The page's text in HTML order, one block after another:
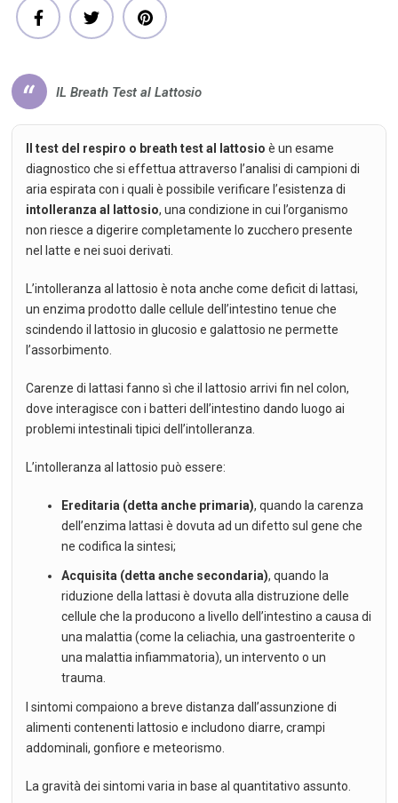
IL Breath Test al Lattosio
Il test del respiro o breath test al lattosio è un esame
diagnostico che si effettua attraverso l’analisi di campioni di
aria espirata con i quali è possibile verificare l’esistenza di
intolleranza al lattosio, una condizione in cui l’organismo
non riesce a digerire completamente lo zucchero presente
nel latte e nei suoi derivati.
L’intolleranza al lattosio è nota anche come deficit di lattasi,
un enzima prodotto dalle cellule dell’intestino tenue che
scindendo il lattosio in glucosio e galattosio ne permette
l’assorbimento.
Carenze di lattasi fanno sì che il lattosio arrivi fin nel colon,
dove interagisce con i batteri dell’intestino dando luogo ai
problemi intestinali tipici dell’intolleranza.
L’intolleranza al lattosio può essere:
Ereditaria (detta anche primaria), quando la carenza
dell’enzima lattasi è dovuta ad un difetto sul gene che
ne codifica la sintesi;
Acquisita (detta anche secondaria), quando la
riduzione della lattasi è dovuta alla distruzione delle
cellule che la producono a livello dell’intestino a causa di
una malattia (come la celiachia, una gastroenterite o
una malattia infiammatoria), un intervento o un
trauma.
I sintomi compaiono a breve distanza dall’assunzione di
alimenti contenenti lattosio e includono diarre, crampi
addominali, gonfiore e meteorismo.
La gravità dei sintomi varia in base al quantitativo assunto.